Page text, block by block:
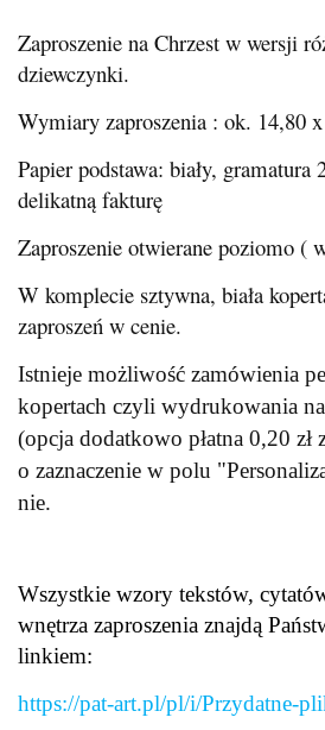
Zaproszenie na Chrzest w wersji
dziewczynki.
Wymiary zaproszenia : ok. 14,80
Papier podstawa: biały, gramatura
delikatną fakturę
Zaproszenie otwierane poziomo (
W komplecie sztywna, biała
zaproszeń w cenie.
Istnieje możliwość zamówienia
kopertach czyli wydrukowania
(opcja dodatkowo płatna 0,20 zł
o zaznaczenie w polu
nie.
Wszystkie wzory tekstów,
wnętrza zaproszenia znajdą
linkiem:
https://pat-art.pl/pl/i/Przydatne-